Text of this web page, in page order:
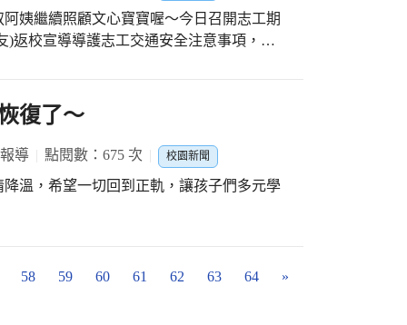
姨繼續照顧文心寶寶喔～今日召開志工期
)返校宣導導護志工交通安全注意事項，希
復了～
導 點閱數：675 次 校園新聞
溫，希望一切回到正軌，讓孩子們多元學
58 59 60 61 62 63 64 »